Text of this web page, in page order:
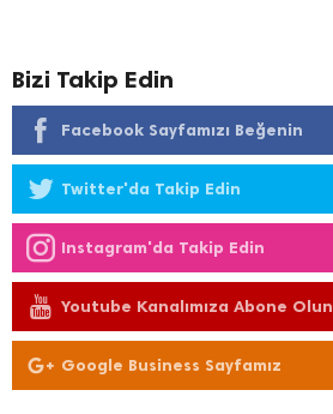
Bizi Takip Edin
Facebook Sayfamızı Beğenin
Twitter'da Takip Edin
Instagram'da Takip Edin
Youtube Kanalımıza Abone Olun
Google Business Sayfamız